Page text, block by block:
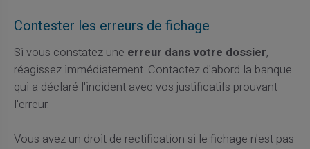
Contester les erreurs de fichage
Si vous constatez une erreur dans votre dossier,
réagissez immédiatement. Contactez d'abord la banque
qui a déclaré l'incident avec vos justificatifs prouvant
l'erreur.
Vous avez un droit de rectification si le fichage n'est pas